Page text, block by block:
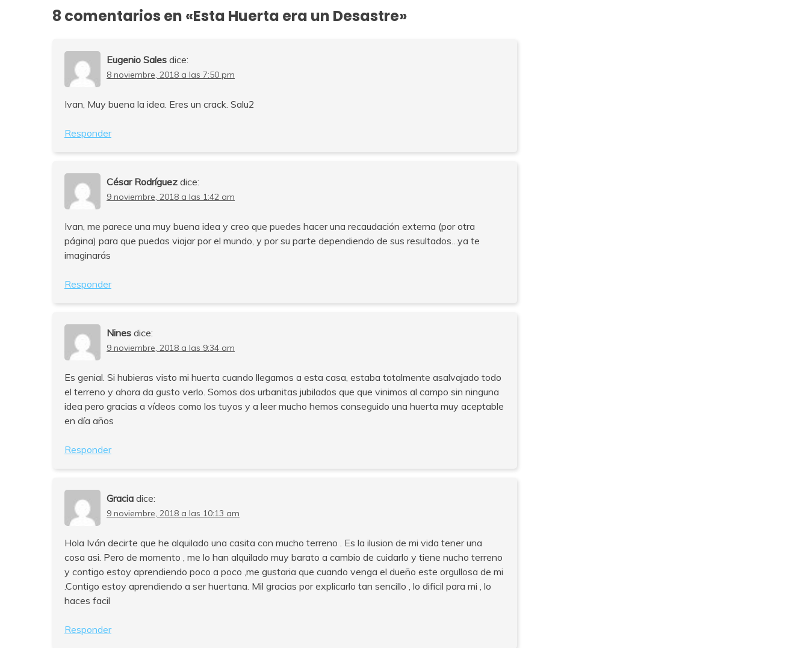
entradas
8 comentarios en «Esta Huerta era un Desastre»
Eugenio Sales dice:
8 noviembre, 2018 a las 7:50 pm
Ivan, Muy buena la idea. Eres un crack. Salu2
Responder
César Rodríguez dice:
9 noviembre, 2018 a las 1:42 am
Ivan, me parece una muy buena idea y creo que puedes hacer una recaudación externa (por otra
página) para que puedas viajar por el mundo, y por su parte dependiendo de sus resultados…ya te
imaginarás
Responder
Nines dice:
9 noviembre, 2018 a las 9:34 am
Es genial. Si hubieras visto mi huerta cuando llegamos a esta casa, estaba totalmente asalvajado todo
el terreno y ahora da gusto verlo. Somos dos urbanitas jubilados que que vinimos al campo sin ninguna
idea pero gracias a vídeos como los tuyos y a leer mucho hemos conseguido una huerta muy aceptable
en día años
Responder
Gracia dice:
9 noviembre, 2018 a las 10:13 am
Hola Iván decirte que he alquilado una casita con mucho terreno . Es la ilusion de mi vida tener una
cosa asi. Pero de momento , me lo han alquilado muy barato a cambio de cuidarlo y tiene nucho terreno
y contigo estoy aprendiendo poco a poco ,me gustaria que cuando venga el dueño este orgullosa de mi
.Contigo estoy aprendiendo a ser huertana. Mil gracias por explicarlo tan sencillo , lo dificil para mi , lo
haces facil
Responder